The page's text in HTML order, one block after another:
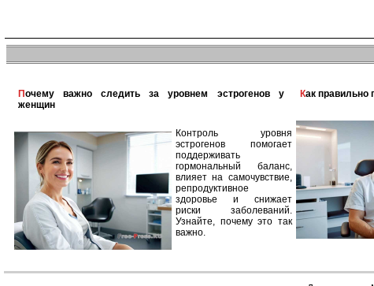
Почему важно следить за уровнем эстрогенов у
женщин
Контроль уровня
эстрогенов помогает
поддерживать
гормональный баланс,
влияет на самочувствие,
репродуктивное
здоровье и снижает
риски заболеваний.
Узнайте, почему это так
важно.
Как